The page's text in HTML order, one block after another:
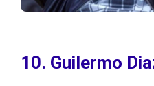
10. Guilermo